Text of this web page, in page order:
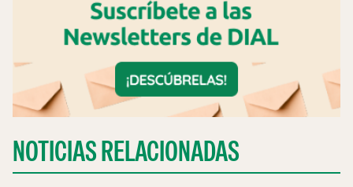
NOTICIAS RELACIONADAS